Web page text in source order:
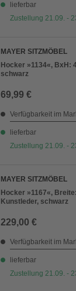
lieferbar
Zustellung 21.09. -
MAYER SITZMÖBEL
Hocker »1134«, BxH:
schwarz
69,99 €
Verfügbarkeit im
lieferbar
Zustellung 21.09. -
MAYER SITZMÖBEL
Hocker »1167«,
Kunstleder, schwarz
229,00 €
Verfügbarkeit im
lieferbar
Zustellung 21.09. -